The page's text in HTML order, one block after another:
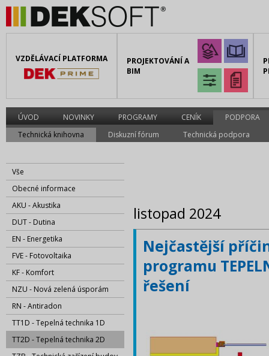
VZDĚLÁVACÍ PLATFORMA
PROJEKTOVÁNÍ A
BIM
ÚVOD NOVINKY PROGRAMY CENÍK
PODPORA
Technická knihovna
Diskuzní fórum Technická podpora
Vše
Obecné informace
AKU - Akustika
DUT - Dutina
EN - Energetika
FVE - Fotovoltaika
KF - Komfort
NZU - Nová zelená úsporám
RN - Antiradon
TT1D - Tepelná technika 1D
TT2D - Tepelná technika 2D
listopad 2024
Nejčastější
programu
řešení